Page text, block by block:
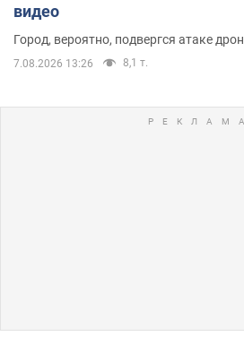
видео
Город, вероятно, подвергся атаке
7.08.2026 13:26 8,1 т.